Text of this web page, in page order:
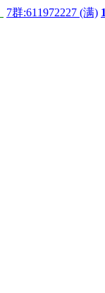
7群:611972227 (满)